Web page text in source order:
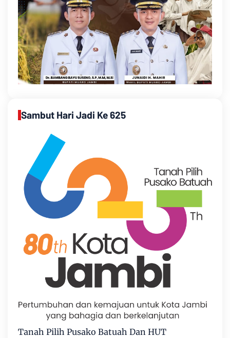
Sambut Hari Jadi Ke 625
Tanah Pilih Pusako Batuah Dan HUT